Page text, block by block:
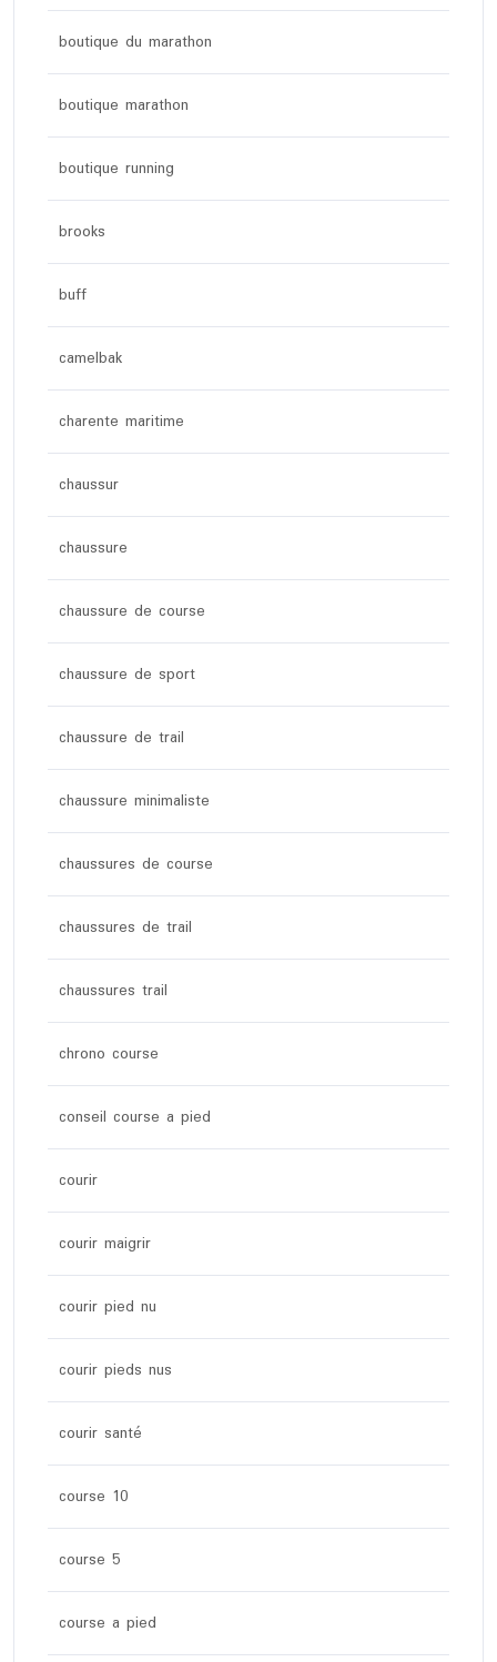
boutique du marathon
boutique marathon
boutique running
brooks
buff
camelbak
charente maritime
chaussur
chaussure
chaussure de course
chaussure de sport
chaussure de trail
chaussure minimaliste
chaussures de course
chaussures de trail
chaussures trail
chrono course
conseil course a pied
courir
courir maigrir
courir pied nu
courir pieds nus
courir santé
course 10
course 5
course a pied